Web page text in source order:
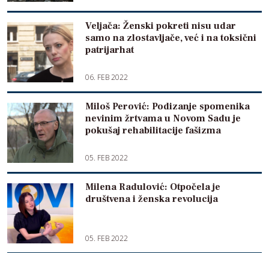
Veljača: Ženski pokreti nisu udar
samo na zlostavljače, već i na toksični
patrijarhat
06. FEB 2022
Miloš Perović: Podizanje spomenika
nevinim žrtvama u Novom Sadu je
pokušaj rehabilitacije fašizma
05. FEB 2022
Milena Radulović: Otpočela je
društvena i ženska revolucija
05. FEB 2022